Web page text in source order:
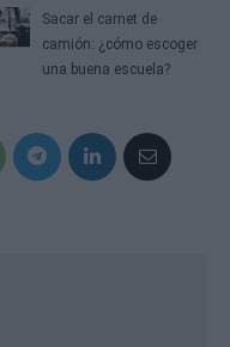
Sacar el carnet de
camión: ¿cómo escoger
una buena escuela?